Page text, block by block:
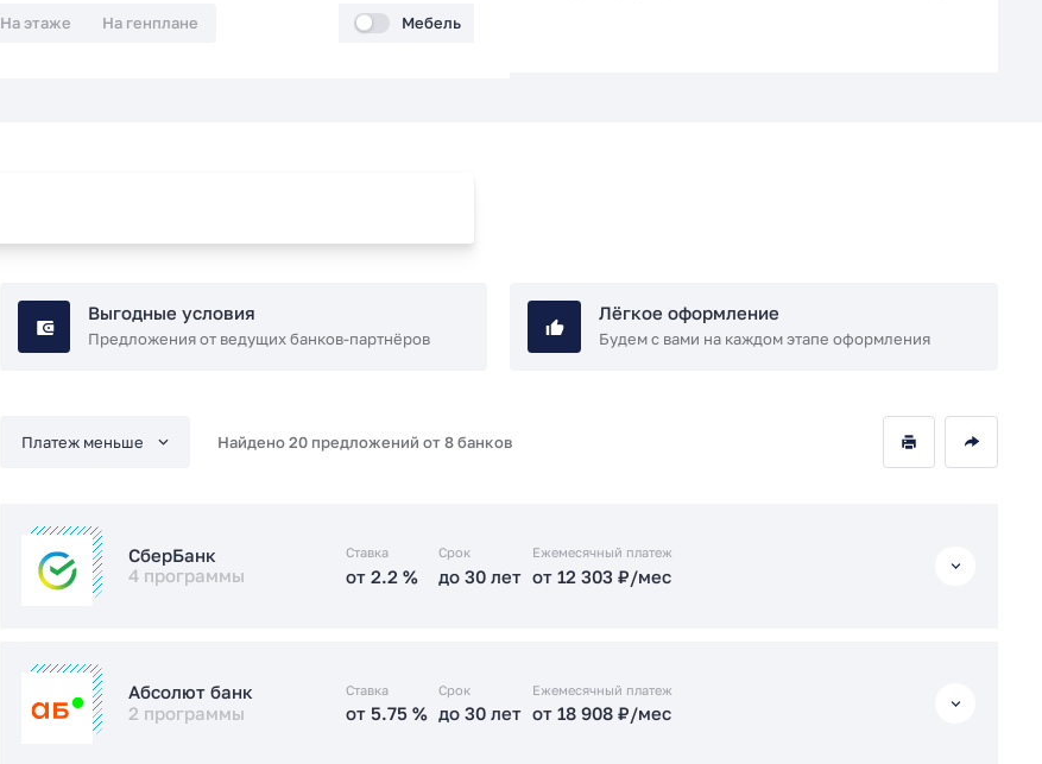
На этаже На генплане Мебель
Выгодные условия
Предложения от ведущих банков-партнёров
Лёгкое оформление
Будем с вами на каждом этапе оформления
Найдено 20 предложений от 8 банков
СберБанк
4 программы
Ставка
от 2.2 %
Срок
до 30 лет
Ежемесячный платеж
от 12 303 ₽/мес
Семейная
IT-ипотека
Абсолют банк
2 программы
Ставка
от 5.75 %
Срок
до 30 лет
Ежемесячный платеж
от 18 908 ₽/мес